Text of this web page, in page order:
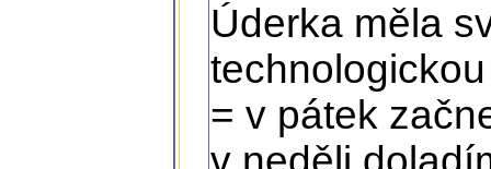
Úderka měla
= v pátek